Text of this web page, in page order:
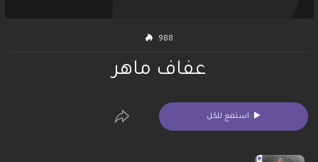
988
عفاف ماهر
استمع للكل